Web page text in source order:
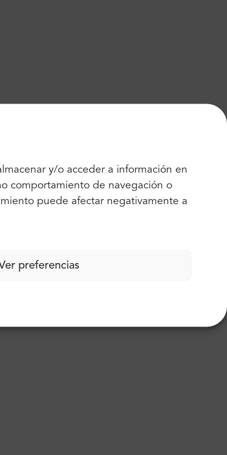
y/o acceder a información en
comportamiento de navegación o
puede afectar negativamente a
preferencias